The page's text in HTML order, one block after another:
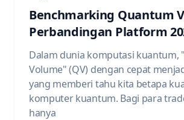
Benchmarking Quantum
Perbandingan Platform
Dalam dunia komputasi kuantum,
Volume" (QV) dengan cepat
yang memberi tahu kita betapa
komputer kuantum. Bagi para
hanya